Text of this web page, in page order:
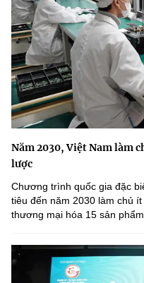
Năm 2030, Việt Nam làm
lược
Chương trình quốc gia đặc
tiêu đến năm 2030 làm chủ
thương mại hóa 15 sản